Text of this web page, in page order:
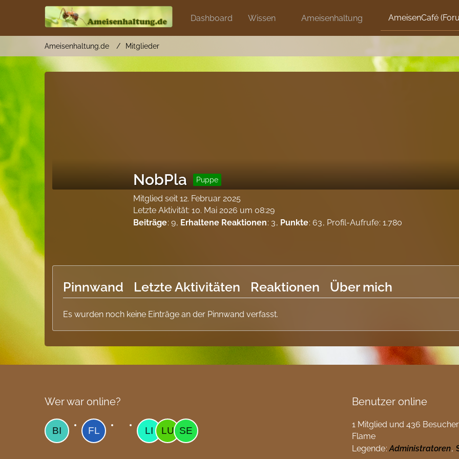
Dashboard Wissen Ameisenhaltung AmeisenCafé
Ameisenhaltung.de Mitglieder
NobPla Puppe
Mitglied seit 12. Februar 2025
Letzte Aktivität:10. Mai 2026 um 08:29
Beiträge 9 Erhaltene Reaktionen 3 Punkte 63 Profil-Aufrufe 1.780
Pinnwand Letzte Aktivitäten Reaktionen Über mich
Es wurden noch keine Einträge an der Pinnwand verfasst.
Wer war online? Benutzer online
1 Mitglied und 436 Besucher
Flame
Legende Administratoren